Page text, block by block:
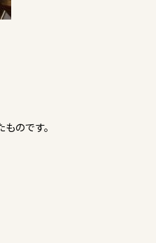
のです。